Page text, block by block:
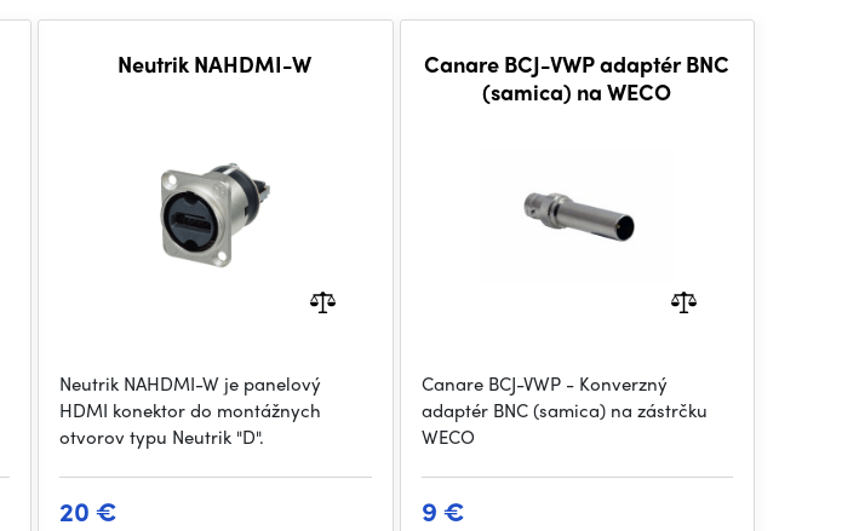
Neutrik NAHDMI-W
Neutrik NAHDMI-W je panelový
HDMI konektor do montážnych
otvorov typu Neutrik "D".
20 €
Canare BCJ-VWP adaptér BNC
(samica) na WECO
Canare BCJ-VWP - Konverzný
adaptér BNC (samica) na zástrčku
WECO
9 €